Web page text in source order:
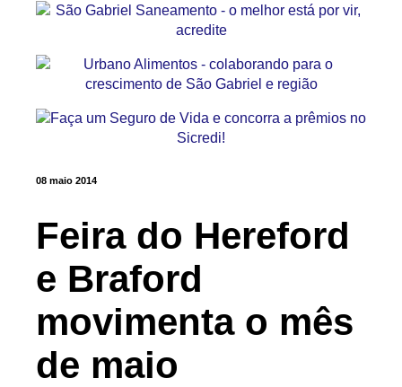
08 maio 2014
Feira do Hereford
e Braford
movimenta o mês
de maio